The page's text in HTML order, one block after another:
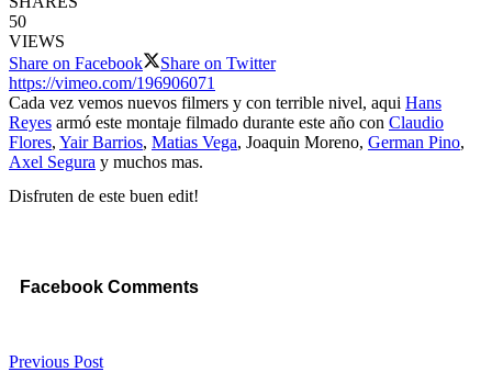
50
VIEWS
Share on Facebook
Share on Twitter
https://vimeo.com/196906071
Cada vez vemos nuevos filmers y con terrible nivel, aqui Hans
Reyes armó este montaje filmado durante este año con Claudio
Flores, Yair Barrios, Matias Vega, Joaquin Moreno, German Pino,
Axel Segura y muchos mas.
Disfruten de este buen edit!
Facebook Comments
Previous Post